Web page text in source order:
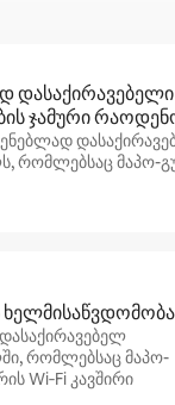
დასაქირავებელი
ჯამური
რომლებსაც მაპო-
ხელმისაწვდომობა
რომლებსაც მაპო-
Wi‑Fi კავშირი